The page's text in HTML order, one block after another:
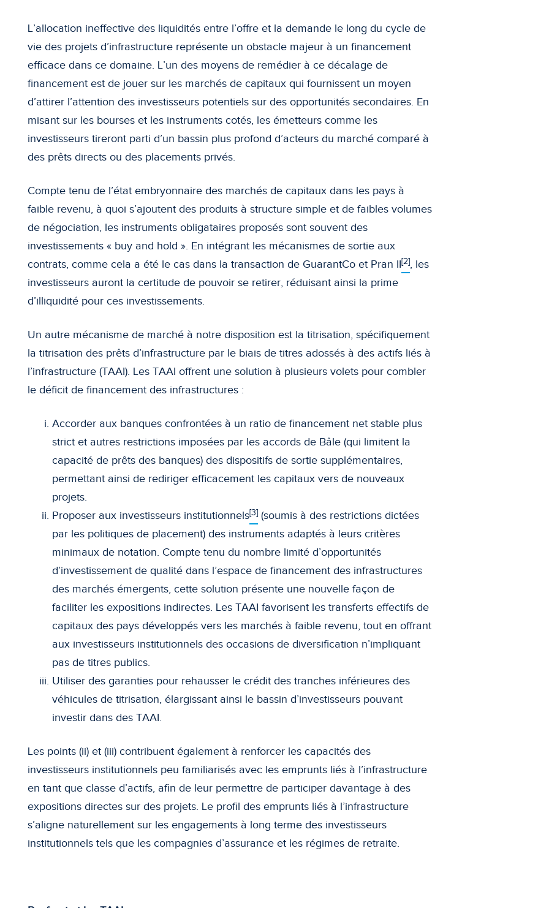
L’allocation ineffective des liquidités entre l’offre et la demande le long du cycle de
vie des projets d’infrastructure représente un obstacle majeur à un financement
efficace dans ce domaine. L’un des moyens de remédier à ce décalage de
financement est de jouer sur les marchés de capitaux qui fournissent un moyen
d’attirer l’attention des investisseurs potentiels sur des opportunités secondaires. En
misant sur les bourses et les instruments cotés, les émetteurs comme les
investisseurs tireront parti d’un bassin plus profond d’acteurs du marché comparé à
des prêts directs ou des placements privés.
Compte tenu de l’état embryonnaire des marchés de capitaux dans les pays à
faible revenu, à quoi s’ajoutent des produits à structure simple et de faibles volumes
de négociation, les instruments obligataires proposés sont souvent des
investissements « buy and hold ». En intégrant les mécanismes de sortie aux
contrats, comme cela a été le cas dans la transaction de GuarantCo et Pran II[2], les
investisseurs auront la certitude de pouvoir se retirer, réduisant ainsi la prime
d’illiquidité pour ces investissements.
Un autre mécanisme de marché à notre disposition est la titrisation, spécifiquement
la titrisation des prêts d’infrastructure par le biais de titres adossés à des actifs liés à
l’infrastructure (TAAI). Les TAAI offrent une solution à plusieurs volets pour combler
le déficit de financement des infrastructures :
Accorder aux banques confrontées à un ratio de financement net stable plus
strict et autres restrictions imposées par les accords de Bâle (qui limitent la
capacité de prêts des banques) des dispositifs de sortie supplémentaires,
permettant ainsi de rediriger efficacement les capitaux vers de nouveaux
projets.
Proposer aux investisseurs institutionnels[3](soumis à des restrictions dictées
par les politiques de placement) des instruments adaptés à leurs critères
minimaux de notation. Compte tenu du nombre limité d’opportunités
d’investissement de qualité dans l’espace de financement des infrastructures
des marchés émergents, cette solution présente une nouvelle façon de
faciliter les expositions indirectes. Les TAAI favorisent les transferts effectifs de
capitaux des pays développés vers les marchés à faible revenu, tout en offrant
aux investisseurs institutionnels des occasions de diversification n’impliquant
pas de titres publics.
Utiliser des garanties pour rehausser le crédit des tranches inférieures des
véhicules de titrisation, élargissant ainsi le bassin d’investisseurs pouvant
investir dans des TAAI.
Les points (ii) et (iii) contribuent également à renforcer les capacités des
investisseurs institutionnels peu familiarisés avec les emprunts liés à l’infrastructure
en tant que classe d’actifs, afin de leur permettre de participer davantage à des
expositions directes sur des projets. Le profil des emprunts liés à l’infrastructure
s’aligne naturellement sur les engagements à long terme des investisseurs
institutionnels tels que les compagnies d’assurance et les régimes de retraite.